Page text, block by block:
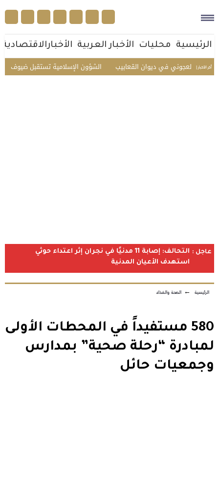
الرئيسية محليات الأخبار العربية الأخبارالاقتصادية
أخر الأخبار | الشؤون الإسلامية تستقبل ضيوف الدفعة العجوني في ديوان القعابيب
عاجل :
التحالف: إصابة 11 مدنيًا في نجران إثر اعتداء حوثي
استهدف الأعيان المدنية
الرئيسية ← الصحة والغذاء
​580 مستفيداً في المحطات الأولى
لمبادرة “رحلة صحية” بمدارس
وجمعيات حائل